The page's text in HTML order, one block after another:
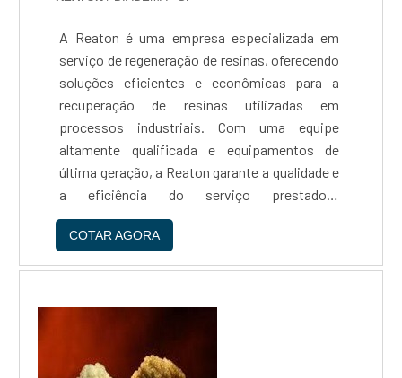
A Reaton é uma empresa especializada em
serviço de regeneração de resinas, oferecendo
soluções eficientes e econômicas para a
recuperação de resinas utilizadas em
processos industriais. Com uma equipe
altamente qualificada e equipamentos de
última geração, a Reaton garante a qualidade e
a eficiência do serviço prestado.A
regeneração de resinas é uma alternativa
sustentável e econômica para a substituição
de resinas saturadas, permitindo a reutilização
produtivos. Além disso, a regeneração de
para a preservação do meio ambiente.A
Reaton é uma empresa de confiança,
COTAR AGORA